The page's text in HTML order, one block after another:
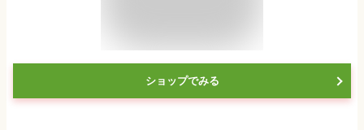
ショップでみる